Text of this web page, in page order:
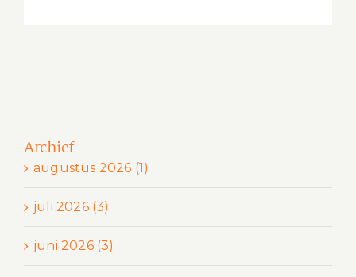
Archief
augustus 2026 (1)
juli 2026 (3)
juni 2026 (3)